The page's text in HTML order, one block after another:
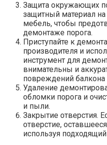
Защита окружающих
защитный материал
мебель, чтобы
демонтаже порога.​
Приступайте к
производителя и
инструмент для
внимательны и
повреждений
Удаление
обломки порога и
и пыли.​
Закрытие отверстия.​
отверстие,
используя